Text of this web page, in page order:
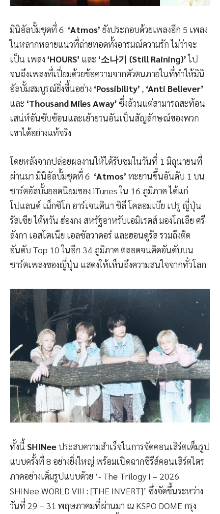
มินิอัลบั้มชุดที่ 6 ‘Atmos’ ยังประกอบด้วยเพลงอีก 5 เพลง
ในหลากหลายแนวที่ถ่ายทอดทั้งอารมณ์ความรัก ไม่ว่าจะ
เป็น เพลง ‘HOURS’ และ ‘소나기 (Still Raining)’ไป
จนถึงเพลงที่เปี่ยมด้วยข้อความจากตัวตนภายในที่ทำให้มินิ
อัลบั้มสมบูรณ์ยิ่งขึ้นอย่าง ‘Possibility’ , ‘Anti Believer’
และ ‘Thousand Miles Away’ ซึ่งล้วนแต่สามารถสะท้อน
เสน่ห์อันซับซ้อนและเย้ายวนอันเป็นสัญลักษณ์ของพวก
เขาได้อย่างแท้จริง
โดยหลังจากปล่อยผลงานให้ได้รับชมในวันที่ 1 มิถุนายนที่
ผ่านมา มินิอัลบั้มชุดที่ 6 ‘Atmos’ ทะยานขึ้นอันดับ 1 บน
ชาร์ตอัลบั้มยอดนิยมของ iTunes ใน 16 ภูมิภาค ได้แก่
โปแลนด์ เม็กซิโก อาร์เจนตินา ชิลี โคลอมเบีย เปรู ญี่ปุ่น
รัสเซีย ไต้หวัน ฮ่องกง สหรัฐอาหรับเอมิเรตส์ มองโกเลีย ศรี
ลังกา เอสโตเนีย เอลซัลวาดอร์ และฮอนดูรัส รวมถึงติด
อันดับ Top 10 ในอีก 34 ภูมิภาค ตลอดจนติดอันดับบน
ชาร์ตเพลงของญี่ปุ่น แสดงให้เห็นถึงความสนใจจากทั่วโลก
ทั้งนี้ SHINeeประสบความสำเร็จในการจัดคอนเสิร์ตเต็มรูป
แบบครั้งที่ 8 อย่างยิ่งใหญ่ พร้อมเปิดฉากซีรีส์คอนเสิร์ตไตร
ภาคอย่างเต็มรูปแบบด้วย ‘- The Trilogy I – 2026
SHINee WORLD VIII : [THE INVERT]’ ซึ่งจัดขึ้นระหว่าง
วันที่ 29 – 31 พฤษภาคมที่ผ่านมา ณ KSPO DOME กรุง